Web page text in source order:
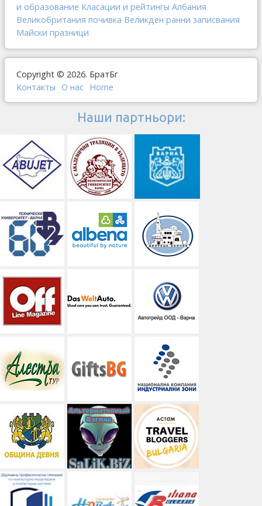
и образование Класации и рейтингы Албания
Великобритания почивка Великден ранни записвания
Майски празници
Copyright © 2026. БратБг
Контакты
О наc Home
Наши партньори: